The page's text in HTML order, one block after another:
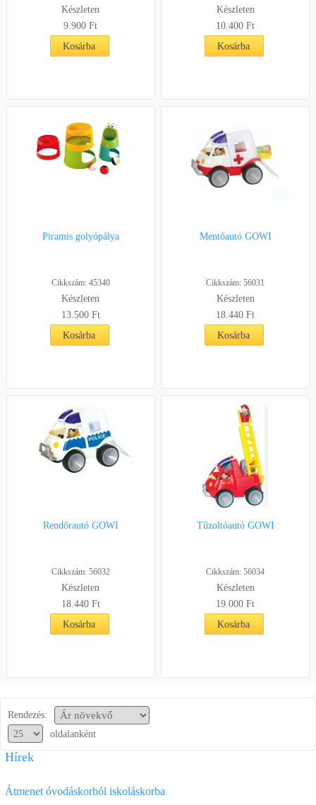
Készleten
9.900Ft
Kosárba
Készleten
10.400Ft
Kosárba
Piramis golyópálya
Cikkszám: 45340
Készleten
13.500 Ft
Kosárba
Mentőautó GOWI
Cikkszám: 56031
Készleten
18.440Ft
Kosárba
Rendőrautó GOWI
Cikkszám: 56032
Készleten
18.440 Ft
Kosárba
Tűzoltóautó GOWI
Cikkszám: 56034
Készleten
19.000Ft
Kosárba
Rendezés:
oldalanként
Hírek
Átmenet óvodáskorból iskoláskorba